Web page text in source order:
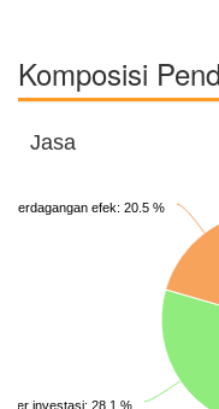
Komposisi
Jasa
investasi: 28.1 %
perdagangan efek: 20.5 %